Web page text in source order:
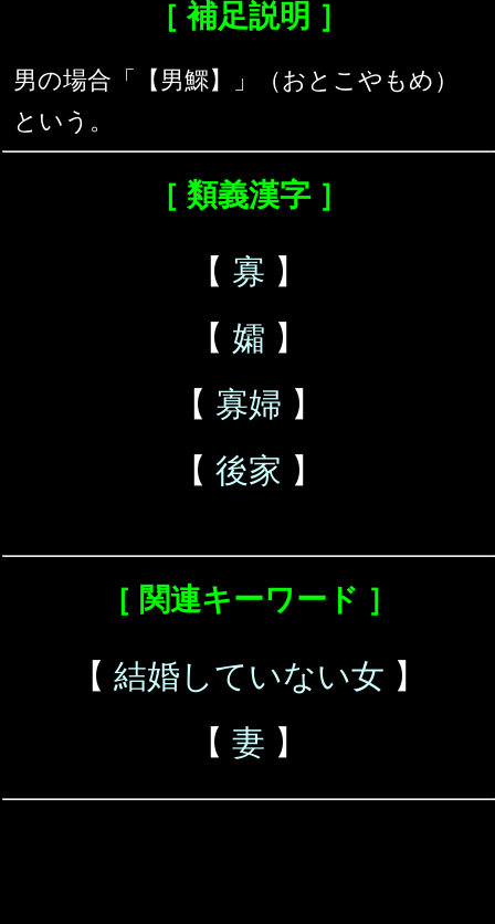
［ 補足説明 ］
男の場合「【男鰥】」（おとこやもめ）
という。
［ 類義漢字 ］
【 寡 】
【 孀 】
【 寡婦 】
【 後家 】
［ 関連キーワード ］
【 結婚していない女 】
【 妻 】